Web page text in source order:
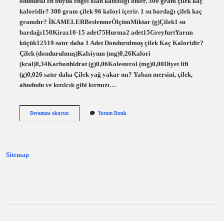
kaloridir? 300 gram çilek 96 kalori içerir. 1 su bardağı çilek kaç
gramdır? İKAMELERBeslenmeÖlçümMiktar (g)Çilek1 su
bardağı150Kiraz10-15 adet75Hurma2 adet15GreyfurtYarım
küçük12519 satır daha 1 Adet Dondurulmuş çilek Kaç Kaloridir?
Çilek (dondurulmuş)Kalsiyum (mg)0,26Kalori
(kcal)0,34Karbonhidrat (g)0,06Kolesterol (mg)0,00Diyet lifi
(g)0,026 satır daha Çilek yağ yakar mı? Yaban mersini, çilek,
ahududu ve kızılcık gibi kırmızı…
Devamını okuyun1
Yorum Bırak
Sitemap